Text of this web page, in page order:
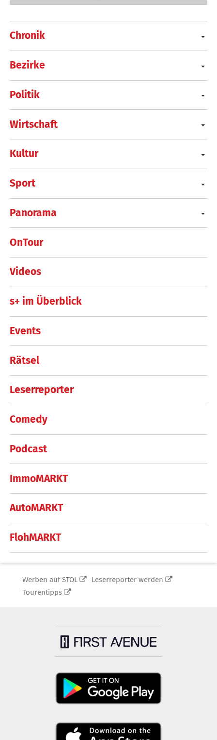
Chronik
Bezirke
Politik
Wirtschaft
Kultur
Sport
Panorama
OnTour
Videos
s+ im Überblick
Events
Rätsel
Leserreporter
Comedy
Podcast
ImmoMARKT
AutoMARKT
FlohMARKT
Werben auf STOL
Leserreporter werden
Tourentipps